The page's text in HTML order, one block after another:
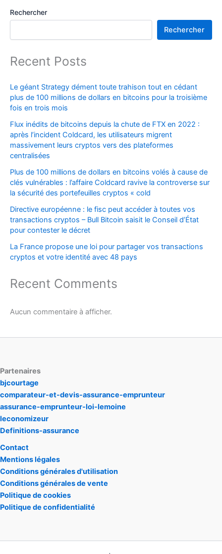
Rechercher
Rechercher
Recent Posts
Le géant Strategy dément toute trahison tout en cédant
plus de 100 millions de dollars en bitcoins pour la troisième
fois en trois mois
Flux inédits de bitcoins depuis la chute de FTX en 2022 :
après l’incident Coldcard, les utilisateurs migrent
massivement leurs cryptos vers des plateformes
centralisées
Plus de 100 millions de dollars en bitcoins volés à cause de
clés vulnérables : l’affaire Coldcard ravive la controverse sur
la sécurité des portefeuilles cryptos « cold
Directive européenne : le fisc peut accéder à toutes vos
transactions cryptos – Bull Bitcoin saisit le Conseil d’État
pour contester le décret
La France propose une loi pour partager vos transactions
cryptos et votre identité avec 48 pays
Recent Comments
Aucun commentaire à afficher.
Partenaires
bjcourtage
comparateur-et-devis-assurance-emprunteur
assurance-emprunteur-loi-lemoine
leconomizeur
Definitions-assurance
Contact
Mentions légales
Conditions générales d'utilisation
Conditions générales de vente
Politique de cookies
Politique de confidentialité